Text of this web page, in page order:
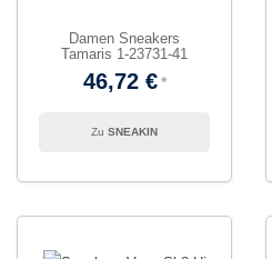
Damen Sneakers
Tamaris 1-23731-41
46,72 €
SNEAKIN